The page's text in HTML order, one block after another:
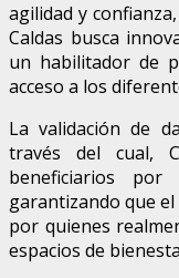
agilidad y
Caldas busca
un habilitador de
acceso a los
La validación de
través del cual,
beneficiarios por
garantizando que
por quienes
espacios de